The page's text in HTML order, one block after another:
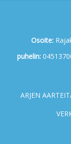
Osoite:
puhelin:
ARJEN